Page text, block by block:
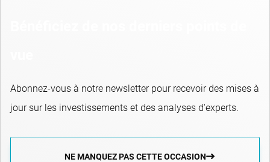
Abonnez-vous à notre newsletter pour recevoir des mises à
jour sur les investissements et des analyses d'experts.
NE MANQUEZ PAS CETTE OCCASION